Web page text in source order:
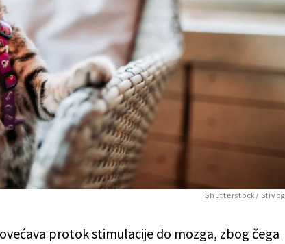
Shutterstock/ Stivog
protok stimulacije do mozga, zbog čega